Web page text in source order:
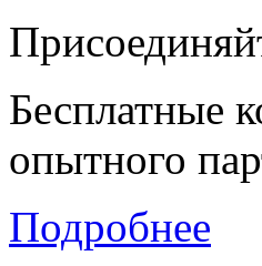
Бесплатные
опытного
Подробнее